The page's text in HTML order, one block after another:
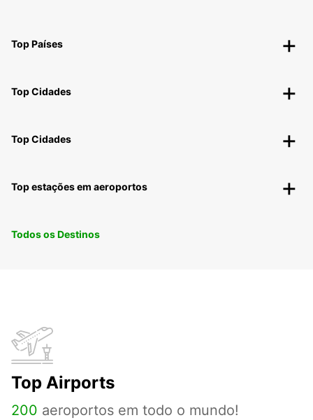
Top Países
Top Cidades
Top Cidades
Top estações em aeroportos
Todos os Destinos
Top Airports
200 aeroportos em todo o mundo!